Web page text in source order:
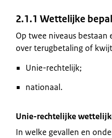
2.1.1 Wettelijke
Op twee niveaus
over terugbetaling of
Unie-rechtelijk;
nationaal.
Unie-rechtelijke
In welke gevallen en